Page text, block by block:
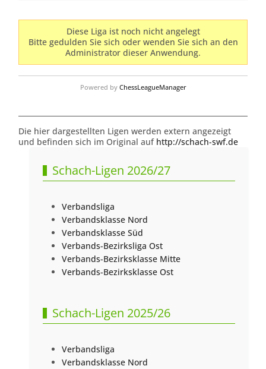
Diese Liga ist noch nicht angelegt
Bitte gedulden Sie sich oder wenden Sie sich an den
Administrator dieser Anwendung.
Powered by ChessLeagueManager
Die hier dargestellten Ligen werden extern angezeigt
und befinden sich im Original auf http://schach-swf.de
Schach-Ligen 2026/27
Verbandsliga
Verbandsklasse Nord
Verbandsklasse Süd
Verbands-Bezirksliga Ost
Verbands-Bezirksklasse Mitte
Verbands-Bezirksklasse Ost
Schach-Ligen 2025/26
Verbandsliga
Verbandsklasse Nord